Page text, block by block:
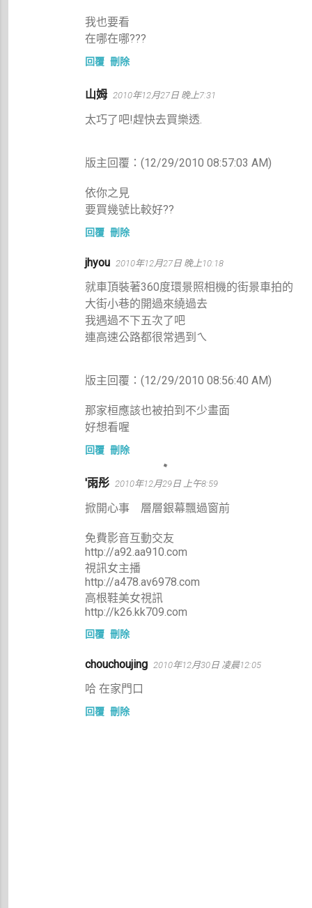
我也要看
在哪在哪???
回覆 刪除
山姆 2010年12月27日 晚上7:31
太巧了吧!趕快去買樂透.
版主回覆：(12/29/2010 08:57:03 AM)
依你之見
要買幾號比較好??
回覆 刪除
jhyou 2010年12月27日 晚上10:18
就車頂裝著360度環景照相機的街景車拍的
大街小巷的開過來繞過去
我遇過不下五次了吧
連高速公路都很常遇到ㄟ
版主回覆：(12/29/2010 08:56:40 AM)
那家桓應該也被拍到不少畫面
好想看喔
回覆 刪除
'雨彤 2010年12月29日 上午8:59
掀開心事 層層銀幕飄過窗前
免費影音互動交友
http://a92.aa910.com
視訊女主播
http://a478.av6978.com
高根鞋美女視訊
http://k26.kk709.com
回覆 刪除
chouchoujing 2010年12月30日 凌晨12:05
哈 在家門口
回覆 刪除